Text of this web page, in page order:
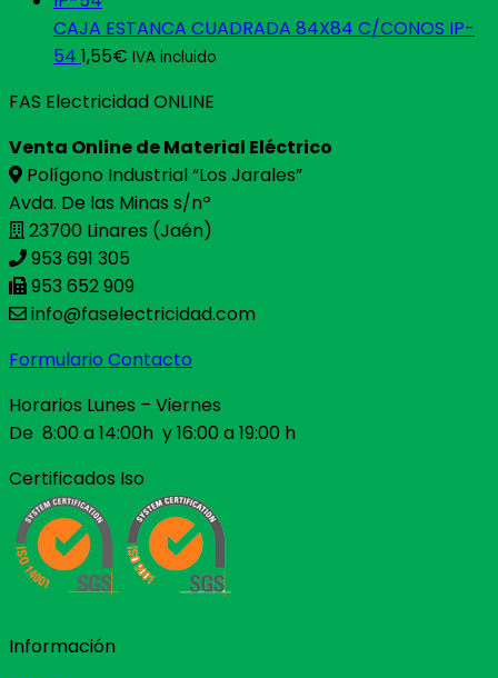
CAJA ESTANCA CUADRADA 84X84 C/CONOS IP-
54 1,55€ IVA incluido
FAS Electricidad ONLINE
Venta Online de Material Eléctrico
Polígono Industrial “Los Jarales”
Avda. De las Minas s/nº
23700 Linares (Jaén)
953 691 305
953 652 909
info@faselectricidad.com
Formulario Contacto
Horarios Lunes – Viernes
De 8:00 a 14:00h y 16:00 a 19:00 h
Certificados Iso
Información